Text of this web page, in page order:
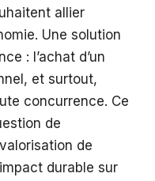
allier
Une solution
: l’achat d’un
et surtout,
concurrence. Ce
de
de
durable sur